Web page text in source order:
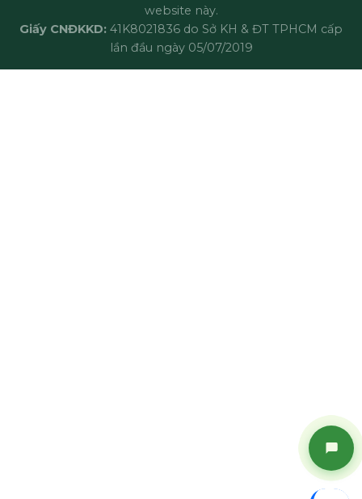
website này.
Giấy CNĐKKD: 41K8021836 do Sở KH & ĐT TPHCM cấp
lần đầu ngày 05/07/2019